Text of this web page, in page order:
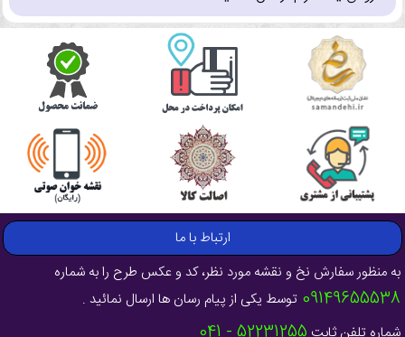
ارتباط با ما
به منظور سفارش نخ و نقشه مورد نظر، کد و عکس طرح را به شماره
09149655538 توسط یکی از پیام رسان ها ارسال نمائید .